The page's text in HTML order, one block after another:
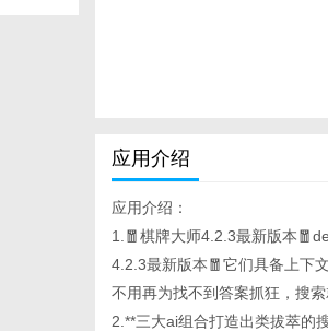
应用介绍
应用介绍：
1.🧧棋牌大师4.2.3最新版本
4.2.3最新版本🧧它们具备上下
不用再为找不到答案抓狂，搜
2.**三大ai组合打造出类拔萃的